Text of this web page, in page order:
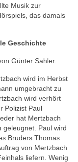
Musik zur
das damals
Geschichte
Günter Sahler.
wird im Herbst
umgebracht zu
wird verhört
Polizist Paul
hat Mertzbach
geleugnet. Paul wird
Bruders Thomas
von Mertzbach
liefern. Wenig